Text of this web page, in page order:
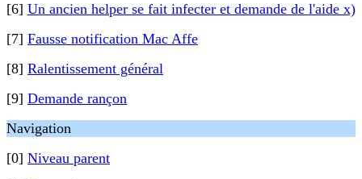
[6] Un ancien helper se fait infecter et demande de l'aide x)
[7] Fausse notification Mac Affe
[8] Ralentissement général
[9] Demande rançon
Navigation
[0] Niveau parent